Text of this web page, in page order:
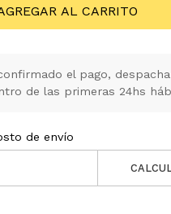
AL CARRITO
el pago,
de las primeras 24hs
de envío